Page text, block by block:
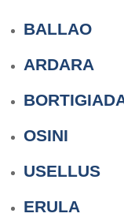
BALLAO
ARDARA
OSINI
USELLUS
ERULA